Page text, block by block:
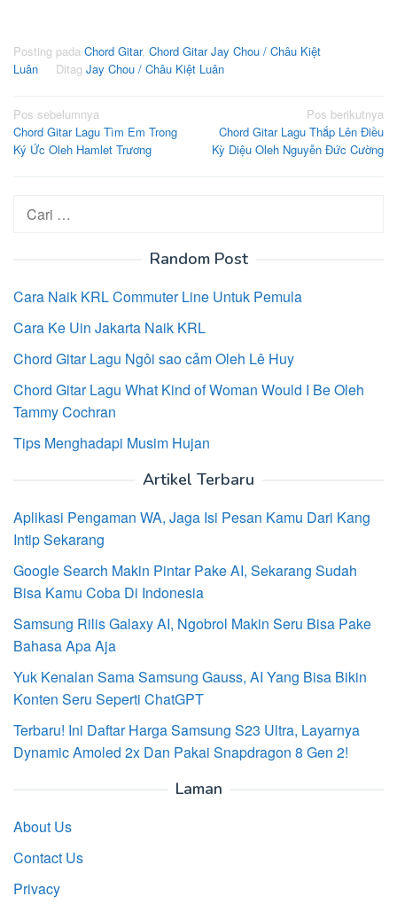
Posting pada Chord Gitar, Chord Gitar Jay Chou / Châu Kiệt
Luân
Ditag Jay Chou / Châu Kiệt Luân
Navigasi
pos
Pos sebelumnya
Chord Gitar Lagu Tìm Em Trong
Ký Ức Oleh Hamlet Trương
Pos berikutnya
Chord Gitar Lagu Thắp Lên Điều
Kỳ Diệu Oleh Nguyễn Đức Cường
Cari
untuk:
Random Post
Cara Naik KRL Commuter Line Untuk Pemula
Cara Ke Uin Jakarta Naik KRL
Chord Gitar Lagu Ngôi sao cảm Oleh Lê Huy
Chord Gitar Lagu What Kind of Woman Would I Be Oleh
Tammy Cochran
Tips Menghadapi Musim Hujan
Artikel Terbaru
Aplikasi Pengaman WA, Jaga Isi Pesan Kamu Dari Kang
Intip Sekarang
Google Search Makin Pintar Pake AI, Sekarang Sudah
Bisa Kamu Coba Di Indonesia
Samsung Rilis Galaxy AI, Ngobrol Makin Seru Bisa Pake
Bahasa Apa Aja
Yuk Kenalan Sama Samsung Gauss, AI Yang Bisa Bikin
Konten Seru Seperti ChatGPT
Terbaru! Ini Daftar Harga Samsung S23 Ultra, Layarnya
Dynamic Amoled 2x Dan Pakai Snapdragon 8 Gen 2!
Laman
About Us
Contact Us
Privacy